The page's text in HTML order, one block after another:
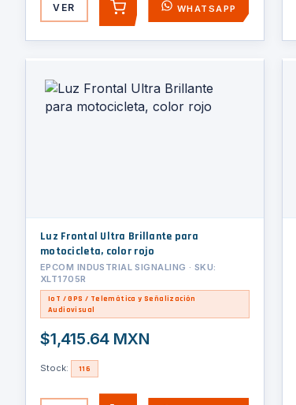
VER AGREGARWHATSAPP
Luz Frontal Ultra Brillante para
motocicleta, color rojo
EPCOM INDUSTRIAL SIGNALING · SKU:
XLT1705R
IoT / GPS / Telemática y Señalización
Audiovisual
$1,415.64 MXN
Stock: 116